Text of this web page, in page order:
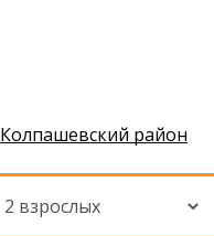
Колпашевский район